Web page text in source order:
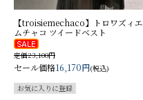
【troisiemechaco】トロワズィエ
ムチャコ ツイードベスト
定価23,100円
セール価格16,170円(税込)